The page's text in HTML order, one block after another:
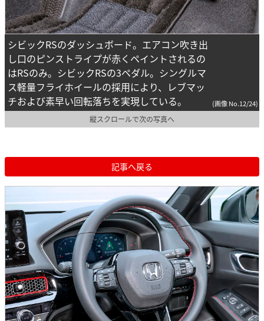
シビックRSのダッシュボード。エアコン吹き出
し口のピンストライプが赤くペイントされるの
はRSのみ。シビックRSの3ペダル。シングルマ
ス軽量フライホイールの採用により、レブマッ
チおよび素早い回転落ちを実現している。
(画像 No.12/24)
縦スクロールで次の写真へ
記事へ戻る